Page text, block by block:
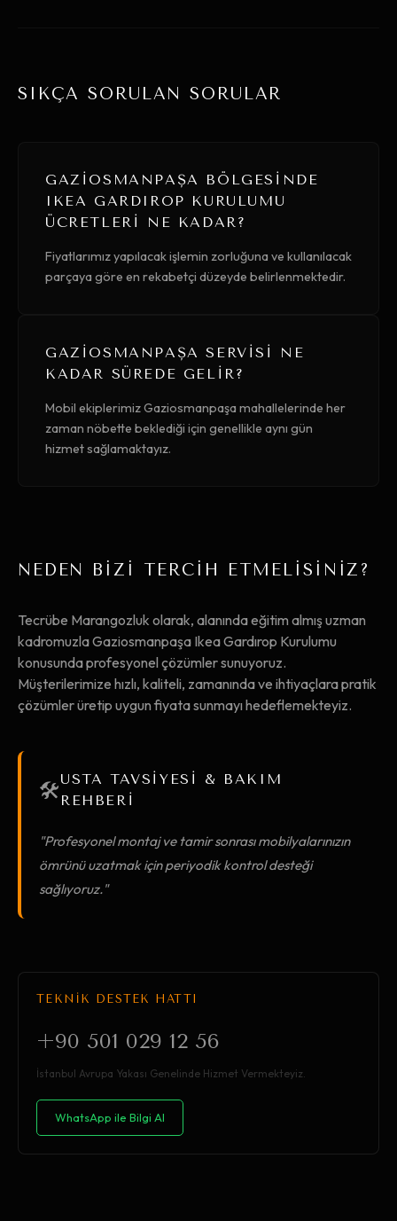
SIKÇA SORULAN SORULAR
GAZIOSMANPAŞA BÖLGESINDE
IKEA GARDIROP KURULUMU
ÜCRETLERI NE KADAR?
Fiyatlarımız yapılacak işlemin zorluğuna ve kullanılacak
parçaya göre en rekabetçi düzeyde belirlenmektedir.
GAZIOSMANPAŞA SERVISI NE
KADAR SÜREDE GELIR?
Mobil ekiplerimiz Gaziosmanpaşa mahallelerinde her
zaman nöbette beklediği için genellikle aynı gün
hizmet sağlamaktayız.
NEDEN BİZİ TERCİH ETMELİSİNİZ?
Tecrübe Marangozluk olarak, alanında eğitim almış uzman
kadromuzla Gaziosmanpaşa Ikea Gardırop Kurulumu
konusunda profesyonel çözümler sunuyoruz.
Müşterilerimize hızlı, kaliteli, zamanında ve ihtiyaçlara pratik
çözümler üretip uygun fiyata sunmayı hedeflemekteyiz.
🛠️USTA TAVSİYESİ & BAKIM
REHBERİ
"Profesyonel montaj ve tamir sonrası mobilyalarınızın
ömrünü uzatmak için periyodik kontrol desteği
sağlıyoruz."
TEKNİK DESTEK HATTI
+90 501 029 12 56
İstanbul Avrupa Yakası Genelinde Hizmet Vermekteyiz.
WhatsApp ile Bilgi Al